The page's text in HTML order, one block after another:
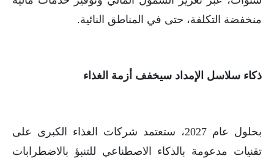
منخفضة التكلفة، حتى في المناطق النائية.
ذكاء سلاسل الإمداد سيخفف أزمة الغذاء
بحلول عام 2027، ستعتمد شركات الغذاء الكبرى على
تقنيات مدعومة بالذكاء الاصطناعي للتنبؤ بالاضطرابات